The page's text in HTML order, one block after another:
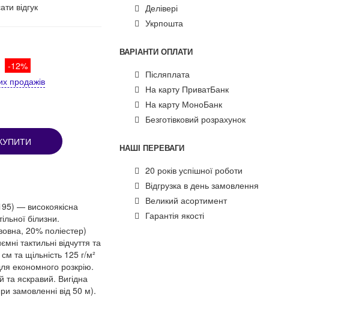
відгук
-12%
продажів
— високоякісна
білизни.
20% поліестер)
тактильні відчуття та
та щільність 125 г/м²
економного розкрію.
та яскравий. Вигідна
замовленні від 50 м).
Делівері
Укрпошта
ВАРІАНТИ ОПЛАТИ
Післяплата
На карту ПриватБанк
На карту МоноБанк
Безготівковий розрахунок
НАШІ ПЕРЕВАГИ
20 років успішної роботи
Відгрузка в день замовлення
Великий асортимент
Гарантія якості